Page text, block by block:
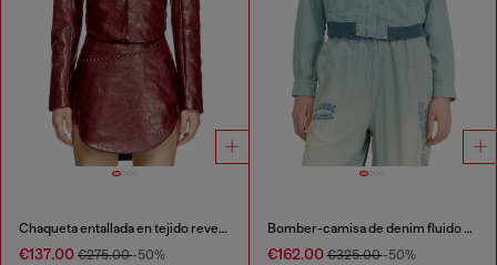
Chaqueta entallada en tejido revestido
€137.00 €275.00-50%
Bomber-camisa de denim fluido con efecto suciedad
€162.00€325.00-50%